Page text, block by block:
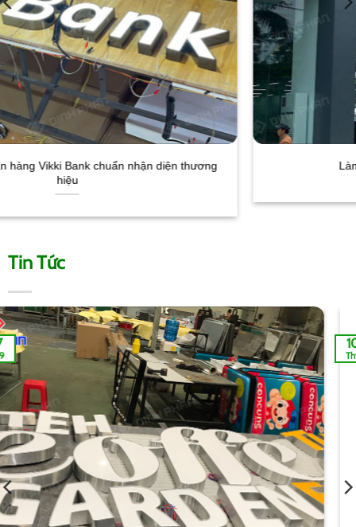
Làm bảng hiệu showroom Vinfast
Tin Tức
10
Th9